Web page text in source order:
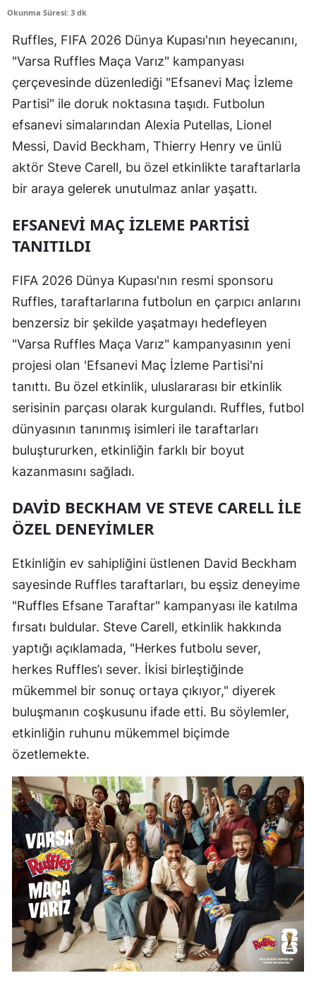
Okunma Süresi: 3 dk
Ruffles, FIFA 2026 Dünya Kupası'nın heyecanını,
"Varsa Ruffles Maça Varız" kampanyası
çerçevesinde düzenlediği "Efsanevi Maç İzleme
Partisi" ile doruk noktasına taşıdı. Futbolun
efsanevi simalarından Alexia Putellas, Lionel
Messi, David Beckham, Thierry Henry ve ünlü
aktör Steve Carell, bu özel etkinlikte taraftarlarla
bir araya gelerek unutulmaz anlar yaşattı.
EFSANEVI MAÇ İZLEME PARTISI
TANITILDI
FIFA 2026 Dünya Kupası'nın resmi sponsoru
Ruffles, taraftarlarına futbolun en çarpıcı anlarını
benzersiz bir şekilde yaşatmayı hedefleyen
"Varsa Ruffles Maça Varız" kampanyasının yeni
projesi olan 'Efsanevi Maç İzleme Partisi'ni
tanıttı. Bu özel etkinlik, uluslararası bir etkinlik
serisinin parçası olarak kurgulandı. Ruffles, futbol
dünyasının tanınmış isimleri ile taraftarları
buluştururken, etkinliğin farklı bir boyut
kazanmasını sağladı.
DAVID BECKHAM VE STEVE CARELL ILE
ÖZEL DENEYIMLER
Etkinliğin ev sahipliğini üstlenen David Beckham
sayesinde Ruffles taraftarları, bu eşsiz deneyime
"Ruffles Efsane Taraftar" kampanyası ile katılma
fırsatı buldular. Steve Carell, etkinlik hakkında
yaptığı açıklamada, "Herkes futbolu sever,
herkes Ruffles’ı sever. İkisi birleştiğinde
mükemmel bir sonuç ortaya çıkıyor," diyerek
buluşmanın coşkusunu ifade etti. Bu söylemler,
etkinliğin ruhunu mükemmel biçimde
özetlemekte.